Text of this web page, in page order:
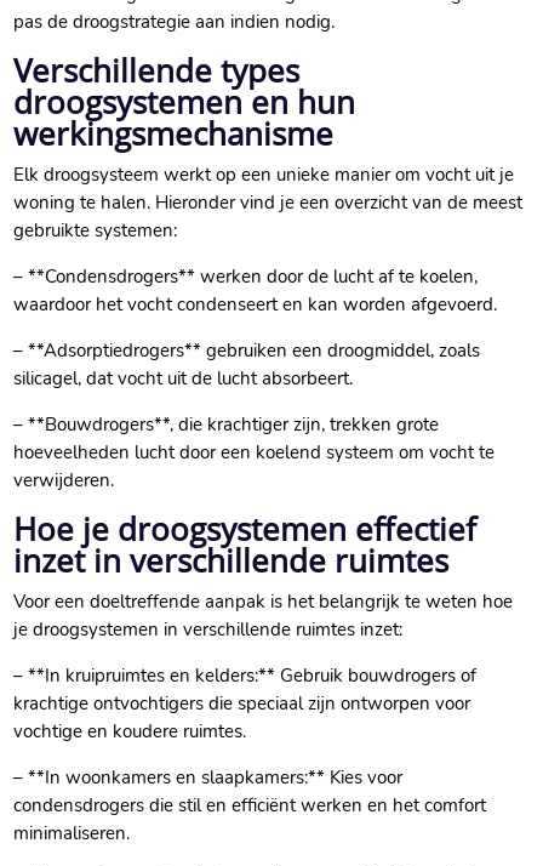
pas de droogstrategie aan indien nodig.​
Verschillende types
droogsystemen en hun
werkingsmechanisme
Elk droogsysteem werkt op een unieke manier om vocht uit je
woning te halen.​ Hieronder vind je een overzicht van de meest
gebruikte systemen:
– **Condensdrogers** werken door de lucht af te koelen,
waardoor het vocht condenseert en kan worden afgevoerd.​
– **Adsorptiedrogers** gebruiken een droogmiddel, zoals
silicagel, dat vocht uit de lucht absorbeert.​
– **Bouwdrogers**, die krachtiger zijn, trekken grote
hoeveelheden lucht door een koelend systeem om vocht te
verwijderen.​
Hoe je droogsystemen effectief
inzet in verschillende ruimtes
Voor een doeltreffende aanpak is het belangrijk te weten hoe
je droogsystemen in verschillende ruimtes inzet:
– **In kruipruimtes en kelders:** Gebruik bouwdrogers of
krachtige ontvochtigers die speciaal zijn ontworpen voor
vochtige en koudere ruimtes.​
– **In woonkamers en slaapkamers:** Kies voor
condensdrogers die stil en efficiënt werken en het comfort
minimaliseren.​